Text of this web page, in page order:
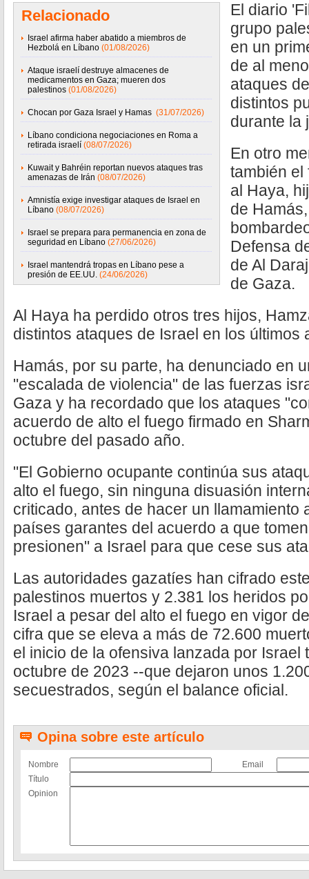
Relacionado
Israel afirma haber abatido a miembros de
Hezbolá en Líbano (01/08/2026)
Ataque israelí destruye almacenes de
medicamentos en Gaza; mueren dos
palestinos (01/08/2026)
Chocan por Gaza Israel y Hamas (31/07/2026)
Líbano condiciona negociaciones en Roma a
retirada israelí (08/07/2026)
Kuwait y Bahréin reportan nuevos ataques tras
amenazas de Irán (08/07/2026)
Amnistía exige investigar ataques de Israel en
Líbano (08/07/2026)
Israel se prepara para permanencia en zona de
seguridad en Líbano (27/06/2026)
Israel mantendrá tropas en Líbano pese a
presión de EE.UU. (24/06/2026)
El diario
grupo
en un
de al
ataques
distintos
durante la
En otro
también el
al Haya,
de
Defensa
de Al
de Gaza.
Al Haya ha perdido otros tres hijos,
distintos ataques de Israel en los últimos
Hamás, por su parte, ha denunciado en
"escalada de violencia" de las fuerzas
Gaza y ha recordado que los ataques
acuerdo de alto el fuego firmado en
octubre del pasado año.
"El Gobierno ocupante continúa sus
alto el fuego, sin ninguna disuasión
criticado, antes de hacer un llamamiento
países garantes del acuerdo a que
presionen" a Israel para que cese sus
Las autoridades gazatíes han cifrado
palestinos muertos y 2.381 los heridos
Israel a pesar del alto el fuego en vigor
cifra que se eleva a más de 72.600
el inicio de la ofensiva lanzada por Israel
octubre de 2023 --que dejaron unos
secuestrados, según el balance oficial.
Opina sobre este artículo
Nombre
Email
Título
Opinion